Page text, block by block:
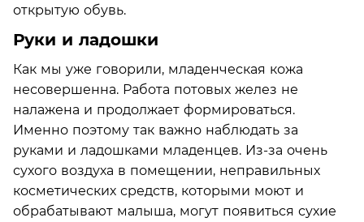
открытую обувь.
Руки и ладошки
Как мы уже говорили, младенческая кожа
несовершенна. Работа потовых желез не
налажена и продолжает формироваться.
Именно поэтому так важно наблюдать за
руками и ладошками младенцев. Из-за очень
сухого воздуха в помещении, неправильных
косметических средств, которыми моют и
обрабатывают малыша, могут появиться сухие